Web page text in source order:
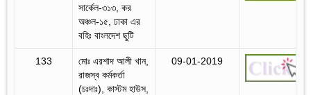
সার্কেল-৩১৩, কর
অঞ্চল-১৫, ঢাকা এর
বহিঃ বাংলদেশ ছুটি
133
মোঃ এরশাদ আলী খান,
রাজস্ব কর্মকর্তা
(চঃদাঃ), কাস্টম হাউস,
09-01-2019